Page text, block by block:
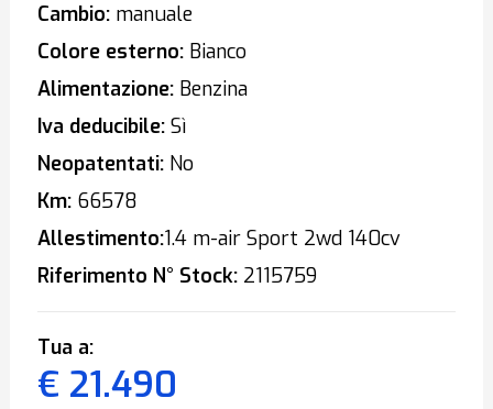
Cambio:manuale
Colore esterno:Bianco
Alimentazione:Benzina
Iva deducibile:Sì
Neopatentati:No
Km:66578
Allestimento:1.4 m-air Sport 2wd 140cv
Riferimento N° Stock:2115759
Tua a:
€ 21.490